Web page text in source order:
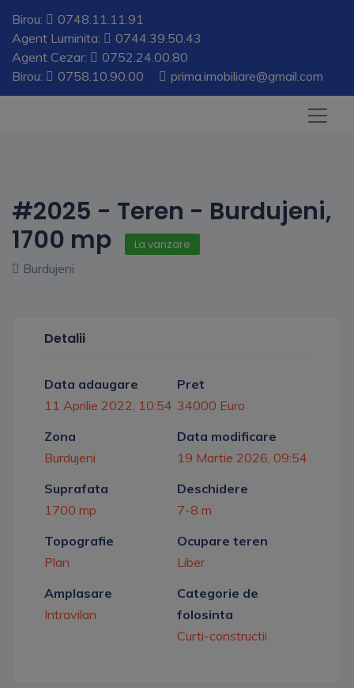
Birou:
0748.11.11.91
Agent Luminita:
0744.39.50.43
Agent Cezar:
0752.24.00.80
Birou:
0758.10.90.00 prima.imobiliare@gmail.com
#2025 - Teren - Burdujeni,
1700 mp
La vanzare
Burdujeni
Detalii
Data adaugare
11 Aprilie 2022, 10:54
Pret
34000 Euro
Zona
Burdujeni
Data modificare
19 Martie 2026, 09:54
Suprafata
1700 mp
Deschidere
7-8 m
Topografie
Plan
Ocupare teren
Liber
Amplasare
Intravilan
Categorie de
folosinta
Curti-constructii